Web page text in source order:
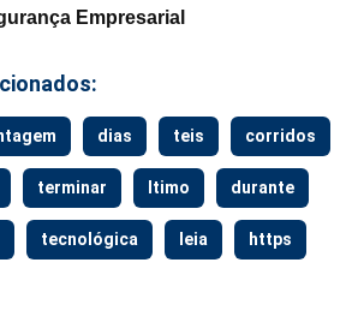
Empresarial
dias teis corridos
terminar ltimo durante
tecnológica leia https